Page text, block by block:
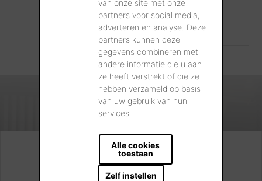
van onze site met onze
partners voor social media,
adverteren en analyse. Deze
partners kunnen deze
gegevens combineren met
andere informatie die u aan
ze heeft verstrekt of die ze
hebben verzameld op basis
van uw gebruik van hun
services.
Alle cookies
toestaan
Zelf instellen
(ver)bouwers.
Kijk. Droom. Kies.